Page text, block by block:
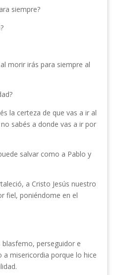
siempre?
morir irás para siempre al
la certeza de que vas a ir al
sabés a donde vas a ir por
salvar como a Pablo y
a Cristo Jesús nuestro
fiel, poniéndome en el
blasfemo, perseguidor e
a misericordia porque lo hice